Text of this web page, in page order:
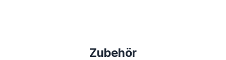
Produktgalerie überspringenZubehör